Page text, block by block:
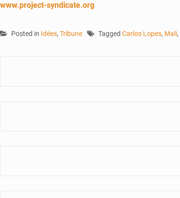
www.project-syndicate.org
Posted in Idées, Tribune Tagged Carlos Lopes, Mali,